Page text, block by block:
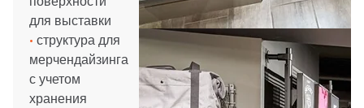
для выставки
• структура для
мерчендайзинга
с учетом
хранения